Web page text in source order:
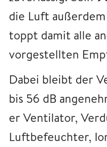
die Luft
toppt damit alle
vorgestellten
Dabei bleibt der
bis 56 dB
er Ventilator,
Luftbefeuchter,